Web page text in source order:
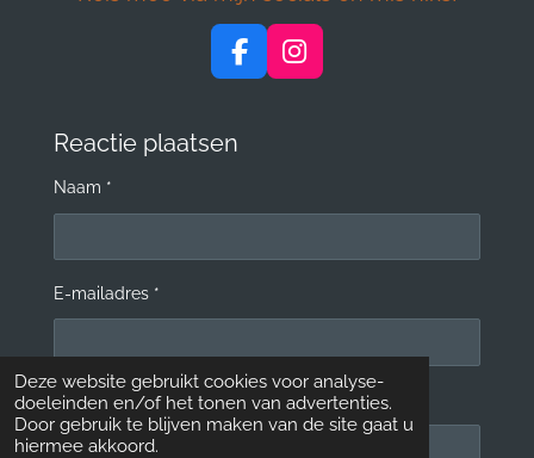
Deze website gebruikt cookies voor analyse-
doeleinden en/of het tonen van advertenties.
Door gebruik te blijven maken van de site gaat u
hiermee akkoord.
F
o
I
r
Reactie plaatsen
Naam *
E-mailadres *
Bericht *